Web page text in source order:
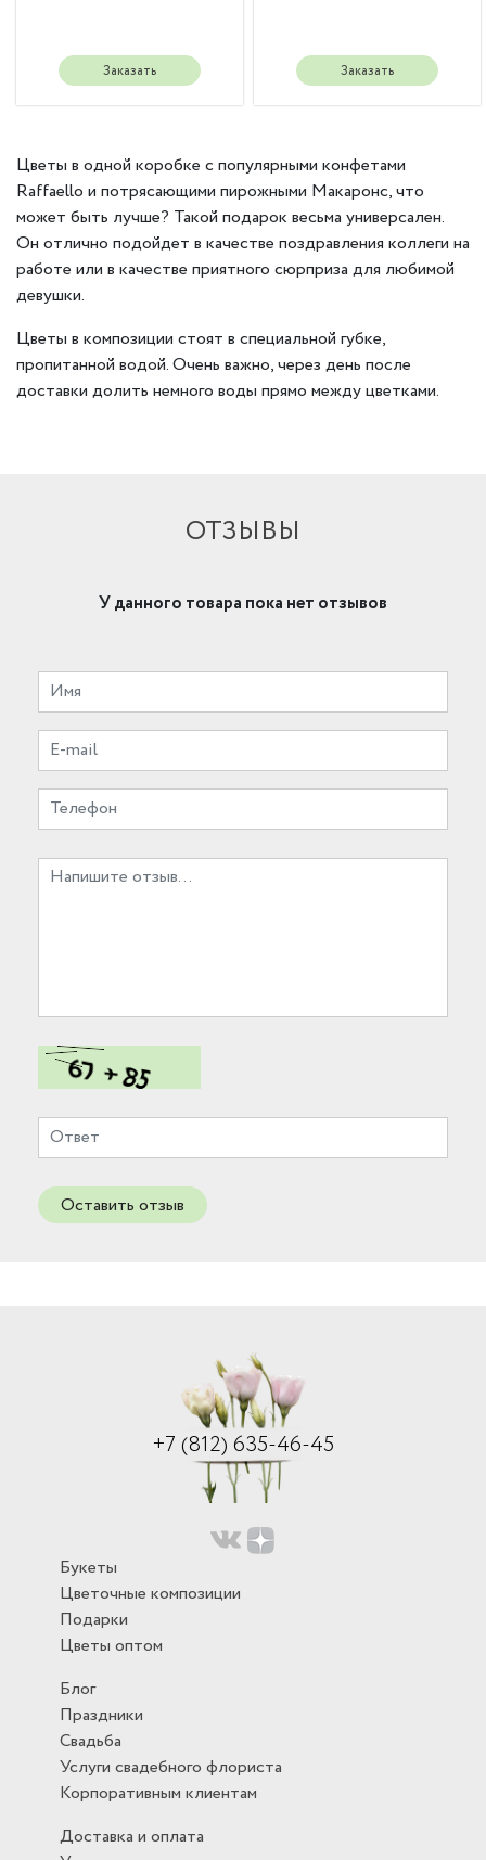
Заказать Заказать
Цветы в одной коробке с популярными конфетами
Raffaello и потрясающими пирожными Макаронс, что
может быть лучше? Такой подарок весьма универсален.
Он отлично подойдет в качестве поздравления коллеги на
работе или в качестве приятного сюрприза для любимой
девушки.
Цветы в композиции стоят в специальной губке,
пропитанной водой. Очень важно, через день после
доставки долить немного воды прямо между цветками.
ОТЗЫВЫ
У данного товара пока нет отзывов
Оставить отзыв
+7 (812) 635-46-45
Букеты
Цветочные композиции
Подарки
Цветы оптом
Блог
Праздники
Свадьба
Услуги свадебного флориста
Корпоративным клиентам
Доставка и оплата